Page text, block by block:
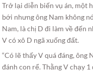
Trở lại diễn biến vụ án, một
bới nhưng ông Nam không
Nam, là chị D đi làm về đến
V có xô D ngã xuống đất.
“Có lẽ thấy V quá đáng, ông
đánh con rể. Thằng V chạy 1